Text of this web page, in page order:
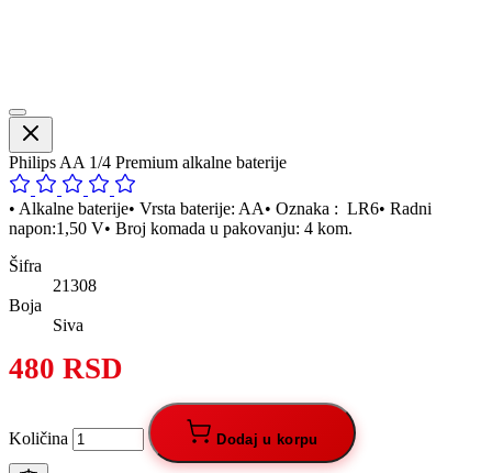
Philips AA 1/4 Premium alkalne baterije
• Alkalne baterije• Vrsta baterije: AA• Oznaka : LR6• Radni
napon:1,50 V• Broj komada u pakovanju: 4 kom.
Šifra
21308
Boja
Siva
480 RSD
Količina Dodaj u korpu